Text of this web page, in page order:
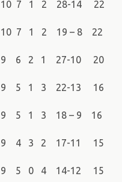
10 7 1 2 28-14 22
10 7 1 2 19 – 8 22
9 6 2 1 27-10 20
9 5 1 3 22-13 16
9 5 1 3 18 – 9 16
9 4 3 2 17-11 15
9 5 0 4 14-12 15